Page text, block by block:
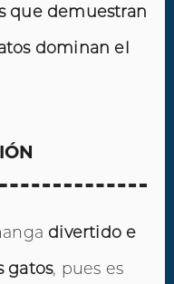
que demuestran
dominan el
divertido e
gatos, pues es